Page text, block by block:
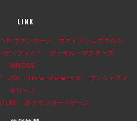
LINK
ト!! ヴァンガード ヴァイスシュヴァルツ
ディファイト デュエル・マスターズ
WIXOSS
Z/X -Zillions of enemy X- プレシャスメ
モリーズ
ポケモンカードゲーム